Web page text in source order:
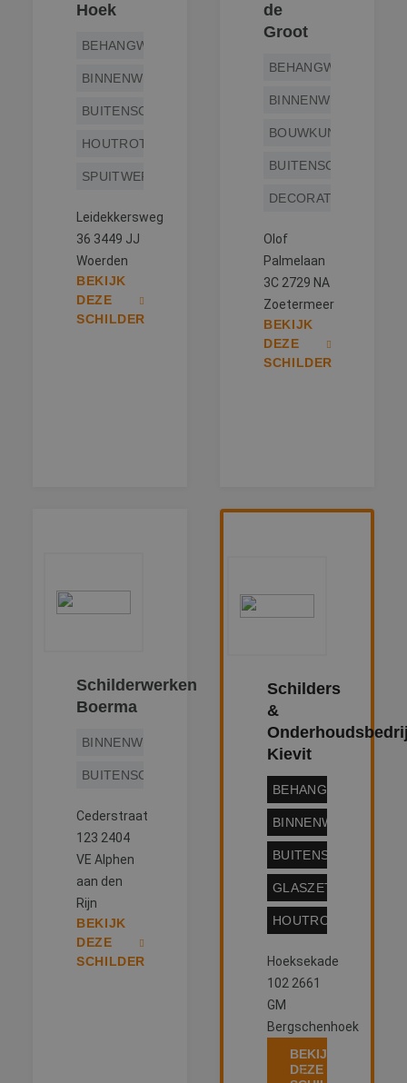
Hoek
BEHANGWERK
BINNENWERK
BUITENSCHILDERWERK
HOUTROTREPARATIE
SPUITWERK
Leidekkersweg
36 3449 JJ
Woerden
BEKIJK
DEZE
SCHILDER
de
Groot
BEHANGWERK
BINNENWERK
BOUWKUNDIG
Olof
Palmelaan
3C 2729 NA
Zoetermeer
BEKIJK
DEZE
SCHILDER
Schilderwerken
Boerma
BINNENWERK
BUITENSCHILDERWERK
Cederstraat
123 2404
VE Alphen
aan den
Rijn
BEKIJK
DEZE
SCHILDER
Schilders
&
Kievit
BEHANGWERK
BINNENWERK
GLASZETTEN
Hoeksekade
102 2661
GM
Bergschenhoek
BEKIJK
DEZE